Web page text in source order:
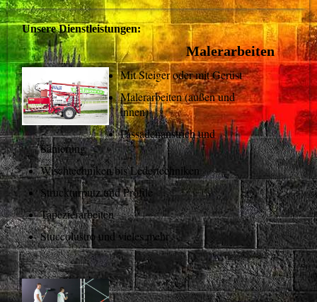
Unsere Dienstleistungen:
Malerarbeiten
Mit Steiger oder mit Gerüst
Malerarbeiten (außen und
innen)
Fassadenanstrich und
Sanierung
Wischtechniken bis Ledertechniken
Struckturputz und Profile
Tapezierarbeiten
Stuccolustro und vieles mehr